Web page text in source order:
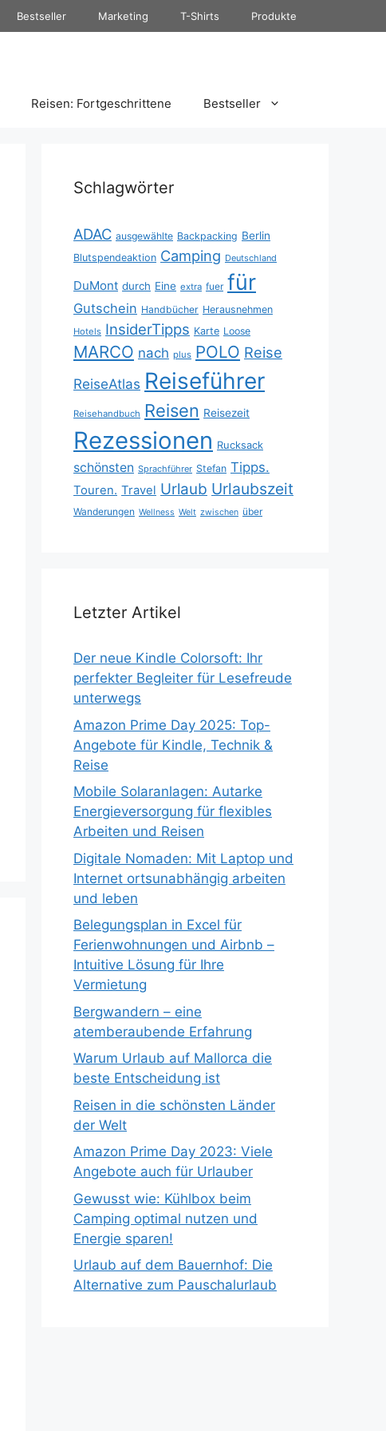
Bestseller Marketing T-Shirts Produkte
Reisen: Fortgeschrittene Bestseller
Schlagwörter
ADAC ausgewählte Backpacking Berlin
Blutspendeaktion Camping Deutschland
DuMont durch Eine extra fuer für
Gutschein Handbücher Herausnehmen
Hotels InsiderTipps Karte Loose
MARCO nach plus POLO Reise
ReiseAtlas Reiseführer
Reisehandbuch Reisen Reisezeit
Rezessionen Rucksack
schönsten Sprachführer Stefan Tipps.
Touren. Travel Urlaub Urlaubszeit
Wanderungen Wellness Welt zwischen über
Letzter Artikel
Der neue Kindle Colorsoft: Ihr
perfekter Begleiter für Lesefreude
unterwegs
Amazon Prime Day 2025: Top-
Angebote für Kindle, Technik &
Reise
Mobile Solaranlagen: Autarke
Energieversorgung für flexibles
Arbeiten und Reisen
Digitale Nomaden: Mit Laptop und
Internet ortsunabhängig arbeiten
und leben
Belegungsplan in Excel für
Ferienwohnungen und Airbnb –
Intuitive Lösung für Ihre
Vermietung
Bergwandern – eine
atemberaubende Erfahrung
Warum Urlaub auf Mallorca die
beste Entscheidung ist
Reisen in die schönsten Länder
der Welt
Amazon Prime Day 2023: Viele
Angebote auch für Urlauber
Gewusst wie: Kühlbox beim
Camping optimal nutzen und
Energie sparen!
Urlaub auf dem Bauernhof: Die
Alternative zum Pauschalurlaub